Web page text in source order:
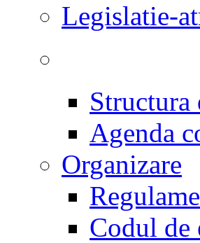
Legislatie-
Structura
Agenda
Organizare
Codul de